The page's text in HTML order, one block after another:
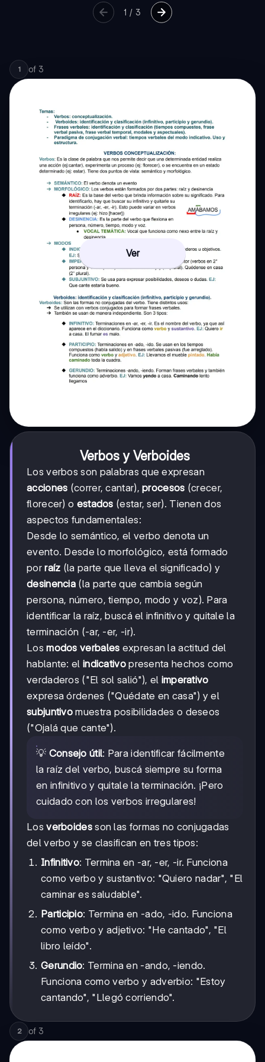
1 / 3
1 of 3
Ver
Verbos y Verboides
Los verbos son palabras que expresan
acciones (correr, cantar),procesos (crecer,
florecer) o estados (estar, ser). Tienen dos
aspectos fundamentales:
Desde lo semántico, el verbo denota un
evento. Desde lo morfológico, está formado
porraíz (la parte que lleva el significado) y
desinencia (la parte que cambia según
persona, número, tiempo, modo y voz). Para
identificar la raíz, buscá el infinitivo y quitale la
terminación (-ar, -er, -ir).
Losmodos verbales expresan la actitud del
hablante: el indicativopresenta hechos como
verdaderos ("El sol salió"), el imperativo
expresa órdenes ("Quédate en casa") y el
subjuntivo muestra posibilidades o deseos
("Ojalá que cante").
💡 Consejo útil: Para identificar fácilmente
la raíz del verbo, buscá siempre su forma
en infinitivo y quitale la terminación. ¡Pero
cuidado con los verbos irregulares!
Losverboidesson las formas no conjugadas
del verbo y se clasifican en tres tipos:
Infinitivo: Termina en -ar, -er, -ir. Funciona
como verbo y sustantivo: "Quiero nadar", "El
caminar es saludable".
Participio: Termina en -ado, -ido. Funciona
como verbo y adjetivo: "He cantado", "El
libro leído".
Gerundio: Termina en -ando, -iendo.
Funciona como verbo y adverbio: "Estoy
cantando", "Llegó corriendo".
2 of 3